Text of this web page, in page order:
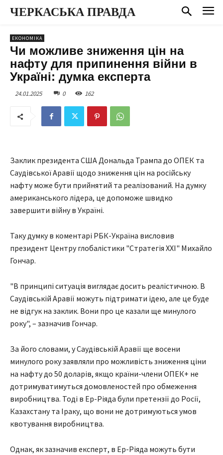
ЧЕРКАСЬКА ПРАВДА
ЕКОНОМІКА
Чи можливе зниження цін на
нафту для припинення війни в
Україні: думка експерта
24.01.2025 0 162
Заклик президента США Дональда Трампа до ОПЕК та
Саудівської Аравії щодо зниження цін на російську
нафту може бути прийнятий та реалізований. На думку
американського лідера, це допоможе швидко
завершити війну в Україні.
Таку думку в коментарі РБК-Україна висловив
президент Центру глобалістики "Стратегія ХХІ" Михайло
Гончар.
"В принципі ситуація виглядає досить реалістичною. В
Саудівській Аравії можуть підтримати ідею, але це буде
не відгук на заклик. Вони про це казали ще минулого
року", – зазначив Гончар.
За його словами, у Саудівській Аравії ще восени
минулого року заявляли про можливість зниження ціни
на нафту до 50 доларів, якщо країни-члени ОПЕК+ не
дотримуватимуться домовленостей про обмеження
виробництва. Тоді в Ер-Ріяда були претензії до Росії,
Казахстану та Іраку, що вони не дотримуються умов
квотування виробництва.
Однак, як зазначив експерт, в Ер-Ріяда можуть бути